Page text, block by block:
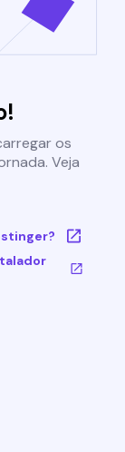
os
Veja